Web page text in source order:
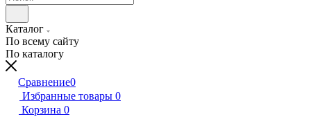
Каталог
По всему сайту
По каталогу
Сравнение0
Избранные товары 0
Корзина 0